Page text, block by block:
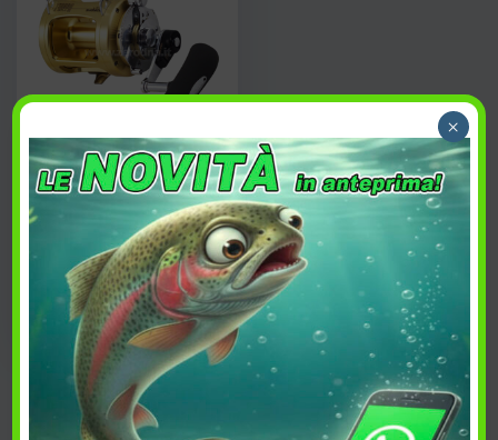
Shimano Tiagra 30
WLRSA
465,00€
Guarda
PREFERITI
×